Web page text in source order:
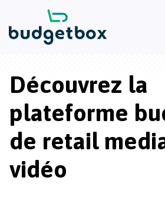
Découvrez la
plateforme
de retail
vidéo